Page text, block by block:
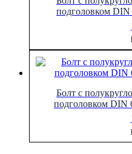
подголовком
Болт с
подголовком DIN